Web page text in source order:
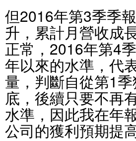
但2016年第3季季
升，累計月營收成
正常，2016年第4
年以來的水準，代
量，判斷自從第1
底，後續只要不再
水準，因此我在年
公司的獲利預期提